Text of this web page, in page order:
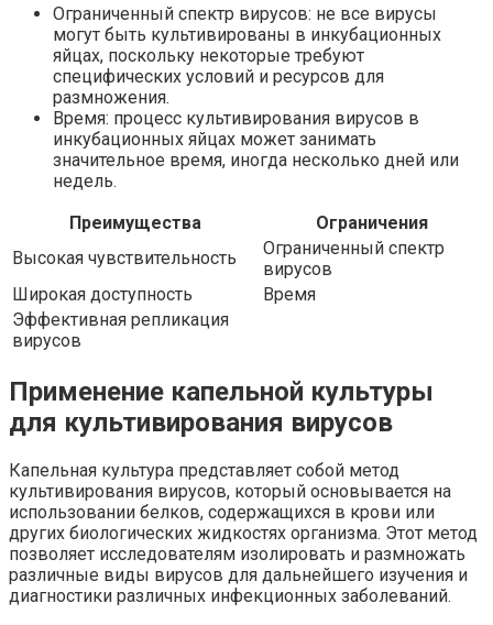
Ограниченный спектр вирусов: не все вирусы
могут быть культивированы в инкубационных
яйцах, поскольку некоторые требуют
специфических условий и ресурсов для
размножения.
Время: процесс культивирования вирусов в
инкубационных яйцах может занимать
значительное время, иногда несколько дней или
недель.
Преимущества
Ограничения
Высокая чувствительность
Ограниченный спектр
вирусов
Широкая доступность
Время
Эффективная репликация
вирусов
Применение капельной культуры
для культивирования вирусов
Капельная культура представляет собой метод
культивирования вирусов, который основывается на
использовании белков, содержащихся в крови или
других биологических жидкостях организма. Этот метод
позволяет исследователям изолировать и размножать
различные виды вирусов для дальнейшего изучения и
диагностики различных инфекционных заболеваний.